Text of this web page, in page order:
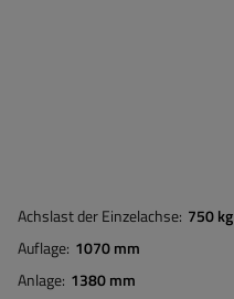
Achslast der Einzelachse 750 kg
Auflage 1070 mm
Anlage 1380 mm